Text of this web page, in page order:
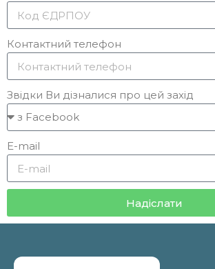
Контактний телефон
Звідки Ви дізналися про цей захід
E-mail
Надіслати